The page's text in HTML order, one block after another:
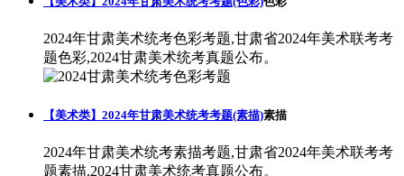
2024年甘肃美术统考色彩考题,甘肃省2024年美术联考考
题色彩,2024甘肃美术统考真题公布。
【美术类】2024年甘肃美术统考考题(素描)素描
2024年甘肃美术统考素描考题,甘肃省2024年美术联考考
题素描,2024甘肃美术统考真题公布。